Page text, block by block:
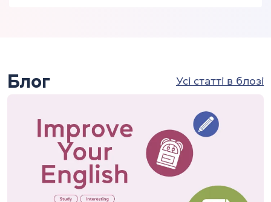
Блог Усі статті в блозі